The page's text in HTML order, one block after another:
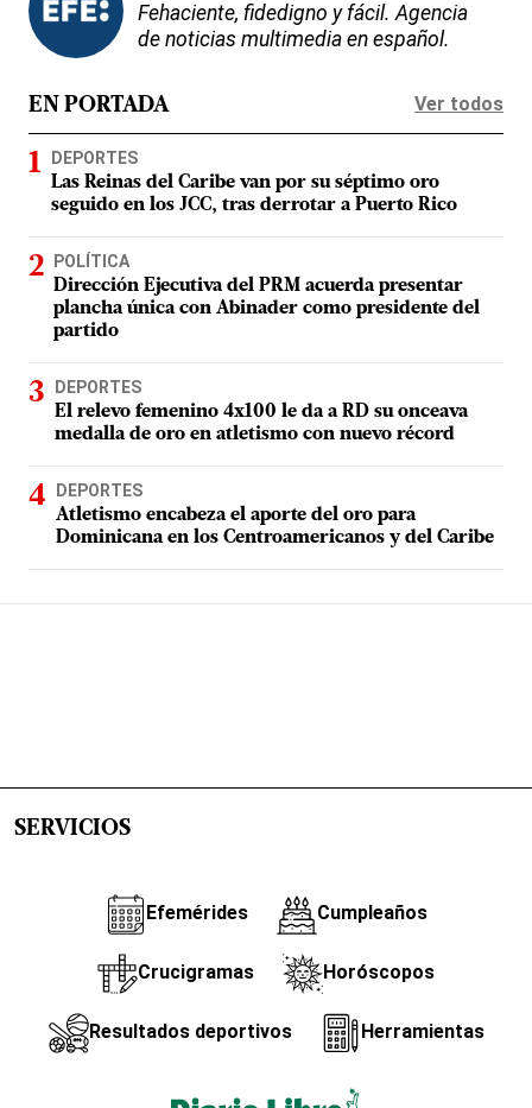
Fehaciente, fidedigno y fácil. Agencia
de noticias multimedia en español.
EN PORTADA Ver todos
DEPORTES
Las Reinas del Caribe van por su séptimo oro
seguido en los JCC, tras derrotar a Puerto Rico
POLÍTICA
Dirección Ejecutiva del PRM acuerda presentar
plancha única con Abinader como presidente del
partido
DEPORTES
El relevo femenino 4x100 le da a RD su onceava
medalla de oro en atletismo con nuevo récord
DEPORTES
Atletismo encabeza el aporte del oro para
Dominicana en los Centroamericanos y del Caribe
SERVICIOS
Efemérides Cumpleaños
Crucigramas Horóscopos
Resultados deportivos Herramientas